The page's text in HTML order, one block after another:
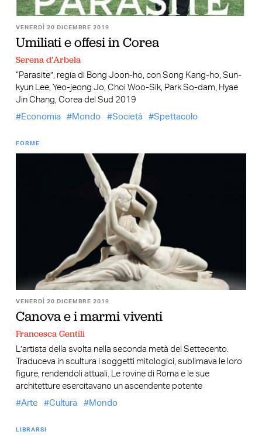
VENERDÌ 20 DICEMBRE 2019
Umiliati e offesi in Corea
Serena d'Arbela
“Parasite”, regia di Bong Joon-ho, con Song Kang-ho, Sun-
kyun Lee, Yeo-jeong Jo, Choi Woo-Sik, Park So-dam, Hyae
Jin Chang, Corea del Sud 2019
Economia
Mondo Società Spettacolo
FORME
VENERDÌ 20 DICEMBRE 2019
Canova e i marmi viventi
Francesca Gentili
L’artista della svolta nella seconda metà del Settecento.
Traduceva in scultura i soggetti mitologici, sublimava le loro
figure, rendendoli attuali. Le rovine di Roma e le sue
architetture esercitavano un ascendente potente
Arte
Cultura Mondo
LIBRARSI